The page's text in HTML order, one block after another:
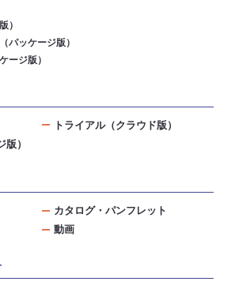
）
パッケージ版）
ージ版）
トライアル（クラウド版）
）
カタログ・パンフレット
動画